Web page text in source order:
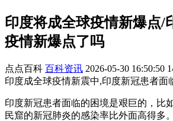
印度将成全球疫情新爆点/
疫情新爆点了吗
点点百科 百科资讯 2026-05-30 16:50:50
印度成全球疫情新震中,印度新冠患者面
印度新冠患者面临的困境是艰巨的，比
民窟的新冠肺炎的感染率比外面高得多